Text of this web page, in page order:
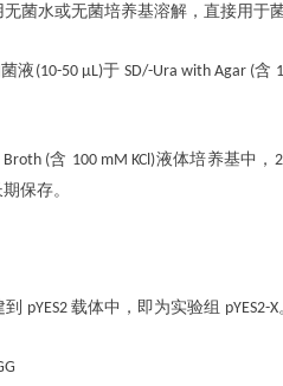
菌水或无菌培养基溶解，直接用于
液 (10-50 μL)于 SD/-Ura with Agar (含
Broth (含 100 mM KCl)液体培养基中，
保存。
到 pYES2 载体中，即为实验组 pYES2-X